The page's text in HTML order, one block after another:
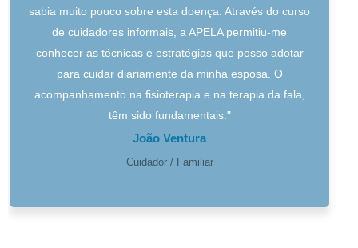
sabia muito pouco sobre esta doença. Através do curso
de cuidadores informais, a APELA permitiu-me
conhecer as técnicas e estratégias que posso adotar
para cuidar diariamente da minha esposa. O
acompanhamento na fisioterapia e na terapia da fala,
têm sido fundamentais."
João Ventura
Cuidador / Familiar